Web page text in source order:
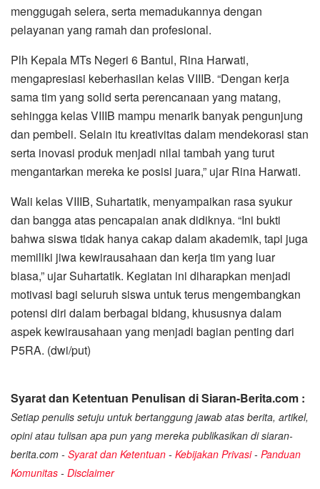
menggugah selera, serta memadukannya dengan
pelayanan yang ramah dan profesional.
Plh Kepala MTs Negeri 6 Bantul, Rina Harwati,
mengapresiasi keberhasilan kelas VIIIB. “Dengan kerja
sama tim yang solid serta perencanaan yang matang,
sehingga kelas VIIIB mampu menarik banyak pengunjung
dan pembeli. Selain itu kreativitas dalam mendekorasi stan
serta inovasi produk menjadi nilai tambah yang turut
mengantarkan mereka ke posisi juara,” ujar Rina Harwati.
Wali kelas VIIIB, Suhartatik, menyampaikan rasa syukur
dan bangga atas pencapaian anak didiknya. “Ini bukti
bahwa siswa tidak hanya cakap dalam akademik, tapi juga
memiliki jiwa kewirausahaan dan kerja tim yang luar
biasa,” ujar Suhartatik. Kegiatan ini diharapkan menjadi
motivasi bagi seluruh siswa untuk terus mengembangkan
potensi diri dalam berbagai bidang, khususnya dalam
aspek kewirausahaan yang menjadi bagian penting dari
P5RA. (dwi/put)
Syarat dan Ketentuan Penulisan di Siaran-Berita.com :
Setiap penulis setuju untuk bertanggung jawab atas berita, artikel,
opini atau tulisan apa pun yang mereka publikasikan di siaran-
berita.com - Syarat dan Ketentuan - Kebijakan Privasi- Panduan
Komunitas - Disclaimer